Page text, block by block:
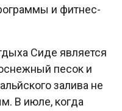
и фитнес-
Сиде является
песок и
залива не
В июле, когда